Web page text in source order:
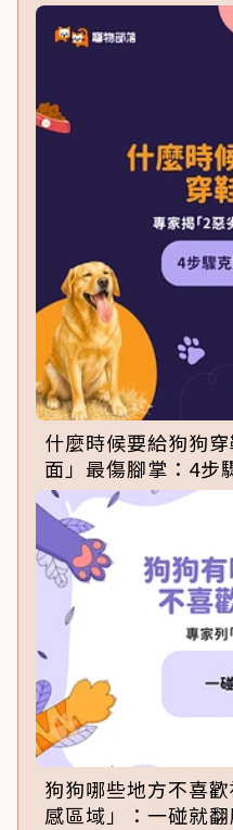
什麼時候要給狗狗
面」最傷腳掌：4步
狗狗哪些地方不喜
感區域」：一碰就